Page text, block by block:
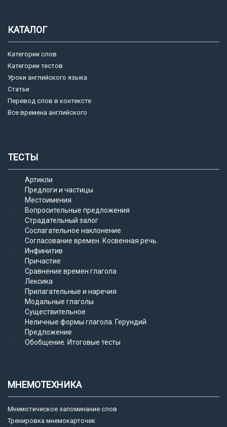
КАТАЛОГ
Категории слов
Категории тестов
Уроки английского языка
Статьи
Перевод слов в контексте
Все времена английского
ТЕСТЫ
Артикли
Предлоги и частицы
Местоимения
Вопросительные предложения
Страдательный залог
Сослагательное наклонение
Согласование времен. Косвенная речь.
Инфинитив
Причастие
Сравнение времен глагола
Лексика
Прилагательные и наречия
Модальные глаголы
Существительное
Неличные формы глагола. Герундий
Предложение
Обобщение. Итоговые тесты
МНЕМОТЕХНИКА
Мнемотическое запоминание слов
Тренировка мнемокарточек